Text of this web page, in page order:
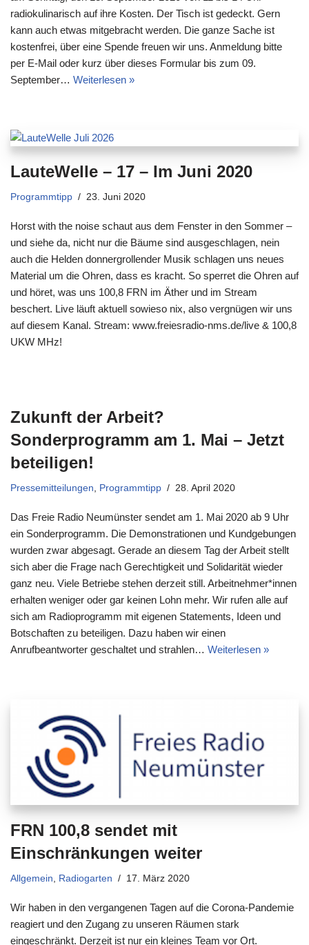
radiokulinarisch auf ihre Kosten. Der Tisch ist gedeckt. Gern
kann auch etwas mitgebracht werden. Die ganze Sache ist
kostenfrei, über eine Spende freuen wir uns. Anmeldung bitte
per E-Mail oder kurz über dieses Formular bis zum 09.
September… Weiterlesen »
LauteWelle – 17 – Im Juni 2020
Programmtipp 23. Juni 2020
Horst with the noise schaut aus dem Fenster in den Sommer –
und siehe da, nicht nur die Bäume sind ausgeschlagen, nein
auch die Helden donnergrollender Musik schlagen uns neues
Material um die Ohren, dass es kracht. So sperret die Ohren auf
und höret, was uns 100,8 FRN im Äther und im Stream
beschert. Live läuft aktuell sowieso nix, also vergnügen wir uns
auf diesem Kanal. Stream: www.freiesradio-nms.de/live & 100,8
UKW MHz!
Zukunft der Arbeit?
Sonderprogramm am 1. Mai – Jetzt
beteiligen!
Pressemitteilungen, Programmtipp 28. April 2020
Das Freie Radio Neumünster sendet am 1. Mai 2020 ab 9 Uhr
ein Sonderprogramm. Die Demonstrationen und Kundgebungen
wurden zwar abgesagt. Gerade an diesem Tag der Arbeit stellt
sich aber die Frage nach Gerechtigkeit und Solidarität wieder
ganz neu. Viele Betriebe stehen derzeit still. Arbeitnehmer*innen
erhalten weniger oder gar keinen Lohn mehr. Wir rufen alle auf
sich am Radioprogramm mit eigenen Statements, Ideen und
Botschaften zu beteiligen. Dazu haben wir einen
Anrufbeantworter geschaltet und strahlen… Weiterlesen »
FRN 100,8 sendet mit
Einschränkungen weiter
Allgemein, Radiogarten 17. März 2020
Wir haben in den vergangenen Tagen auf die Corona-Pandemie
reagiert und den Zugang zu unseren Räumen stark
eingeschränkt. Derzeit ist nur ein kleines Team vor Ort.